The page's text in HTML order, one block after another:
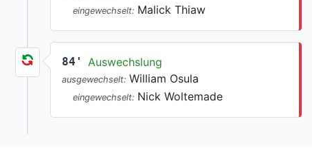
eingewechselt: Malick Thiaw
84' Auswechslung
ausgewechselt: William Osula
eingewechselt: Nick Woltemade